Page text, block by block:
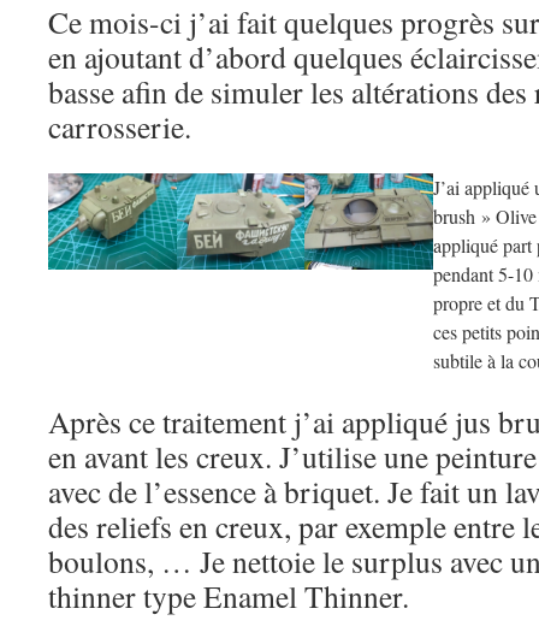
Ce mois-ci j’ai fait quelques progrès
en ajoutant d’abord quelques
basse afin de simuler les altérations
carrosserie.
J’ai
brush »
appliqué part
pendant 5-10
propre et du
ces petits
subtile à la
Après ce traitement j’ai appliqué jus
en avant les creux. J’utilise une
avec de l’essence à briquet. Je fait un
des reliefs en creux, par exemple entre
boulons, … Je nettoie le surplus avec
thinner type Enamel Thinner.